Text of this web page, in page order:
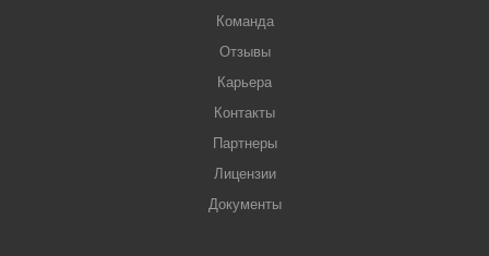
Команда
Отзывы
Карьера
Контакты
Партнеры
Лицензии
Документы